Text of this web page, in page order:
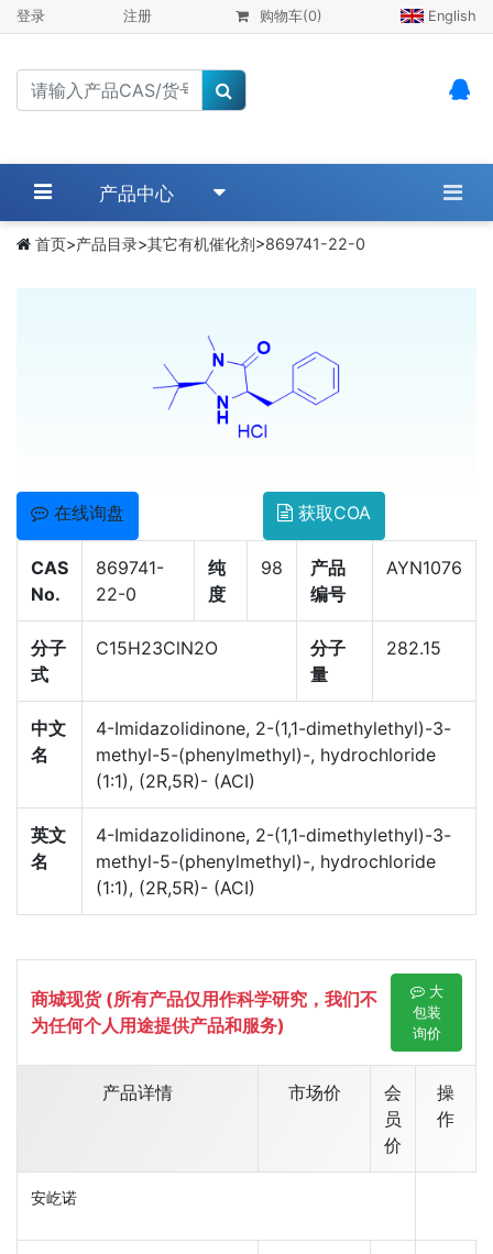
登录 注册 购物车(0) English
产品中心
首页>产品目录>其它有机催化剂>869741-22-0
在线询盘 获取COA
CAS
No.
869741-
22-0
纯
度
98
产品
编号
AYN1076
分子
式
C15H23ClN2O
分子
量
282.15
中文
名
4-Imidazolidinone, 2-(1,1-dimethylethyl)-3-
methyl-5-(phenylmethyl)-, hydrochloride
(1:1), (2R,5R)- (ACI)
英文
名
4-Imidazolidinone, 2-(1,1-dimethylethyl)-3-
methyl-5-(phenylmethyl)-, hydrochloride
(1:1), (2R,5R)- (ACI)
商城现货 (所有产品仅用作科学研究，我们不
为任何个人用途提供产品和服务)
大
包装
询价
产品详情 市场价
会
员
价
操
作
安屹诺